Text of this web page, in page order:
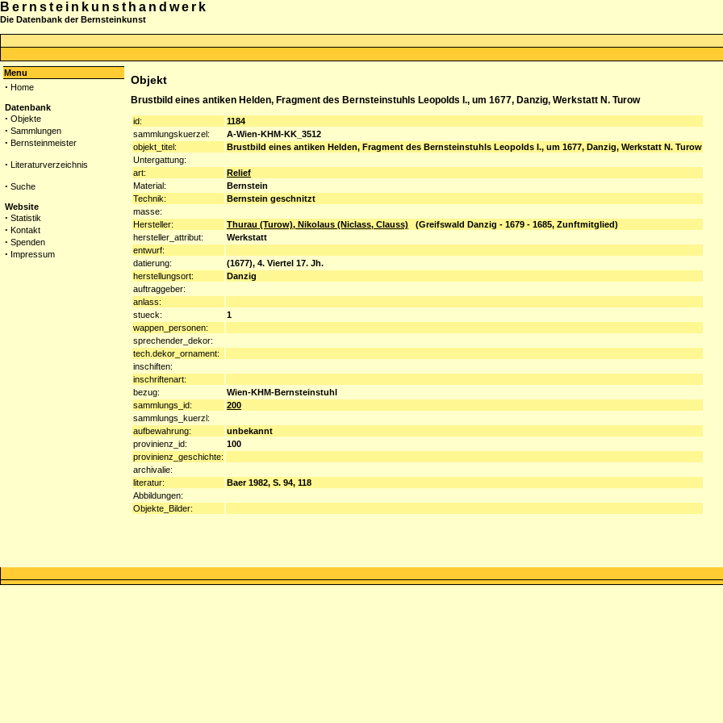
Bernsteinkunsthandwerk
Die Datenbank der Bernsteinkunst
Menu
· Home
Datenbank
· Objekte
· Sammlungen
· Bernsteinmeister
· Literaturverzeichnis
· Suche
Website
· Statistik
· Kontakt
· Spenden
· Impressum
Objekt
Brustbild eines antiken Helden, Fragment des Bernsteinstuhls Leopolds I., um 1677, Danzig, Werkstatt N. Turow
id:
1184
sammlungskuerzel:
A-Wien-KHM-KK_3512
objekt_titel:
Brustbild eines antiken Helden, Fragment des Bernsteinstuhls Leopolds I., um 1677, Danzig, Werkstatt N. Turow
Untergattung:
art:
Relief
Material:
Bernstein
Technik:
Bernstein geschnitzt
masse:
Hersteller:
Thurau (Turow), Nikolaus (Niclass, Clauss) (Greifswald Danzig - 1679 - 1685, Zunftmitglied)
hersteller_attribut:
Werkstatt
entwurf:
datierung:
(1677), 4. Viertel 17. Jh.
herstellungsort:
Danzig
auftraggeber:
anlass:
stueck:
1
wappen_personen:
sprechender_dekor:
tech.dekor_ornament:
inschiften:
inschriftenart:
bezug:
Wien-KHM-Bernsteinstuhl
sammlungs_id:
200
sammlungs_kuerzl:
aufbewahrung:
unbekannt
provinienz_id:
100
provinienz_geschichte:
archivalie:
literatur:
Baer 1982, S. 94, 118
Abbildungen:
Objekte_Bilder: